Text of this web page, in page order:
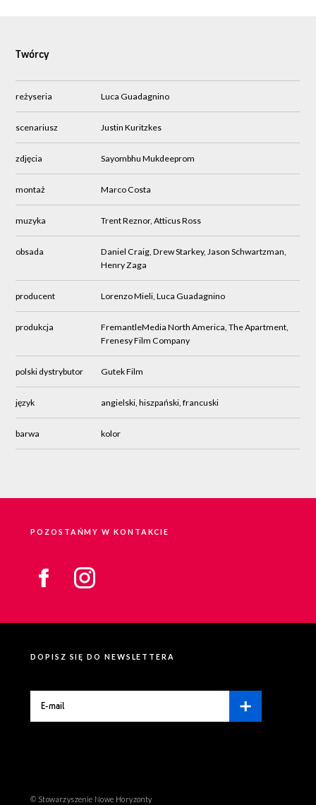
Twórcy
reżyseria Luca Guadagnino
scenariusz Justin Kuritzkes
zdjęcia Sayombhu Mukdeeprom
montaż Marco Costa
muzyka Trent Reznor, Atticus Ross
obsada
Daniel Craig, Drew Starkey, Jason Schwartzman,
Henry Zaga
producent Lorenzo Mieli, Luca Guadagnino
produkcja
FremantleMedia North America, The Apartment,
Frenesy Film Company
polski dystrybutor Gutek Film
język angielski, hiszpański, francuski
barwa kolor
POZOSTAŃMY W KONTAKCIE
DOPISZ SIĘ DO NEWSLETTERA
© Stowarzyszenie Nowe Horyzonty